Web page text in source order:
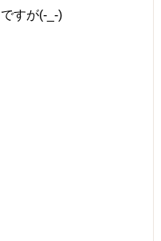
すが(-_-)